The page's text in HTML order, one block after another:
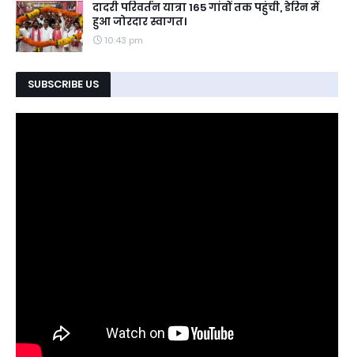
दादरी परिवर्तन यात्रा 165 गांवों तक पहुंची, डेरिन में
हुआ जोरदार स्वागत।
10:43 pm
SUBSCRIBE US